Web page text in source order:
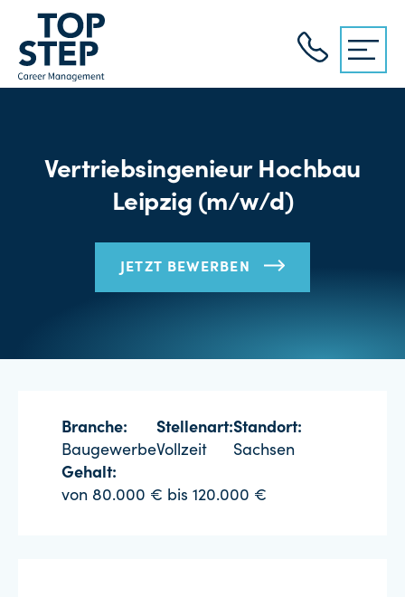
Vertriebsingenieur Hochbau
Leipzig (m/w/d)
JETZT BEWERBEN
Branche:
Baugewerbe
Stellenart:
Vollzeit
Standort:
Sachsen
Gehalt:
von 80.000 € bis 120.000 €